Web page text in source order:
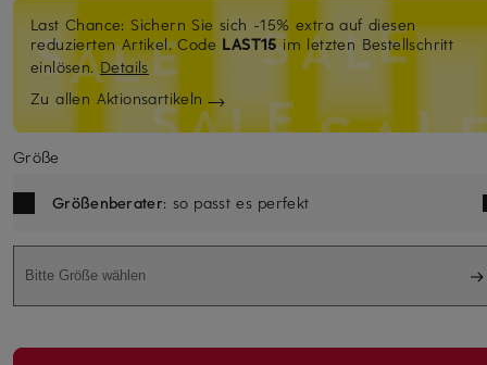
Last Chance: Sichern Sie sich -15% extra auf diesen
reduzierten Artikel. Code LAST15im letzten Bestellschritt
einlösen.Details
Zu allen Aktionsartikeln
Größe
Größenberater: so passt es perfekt
Bitte Größe wählen